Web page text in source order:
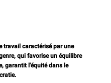
travail caractérisé par une
qui favorise un équilibre
garantit l'équité dans le